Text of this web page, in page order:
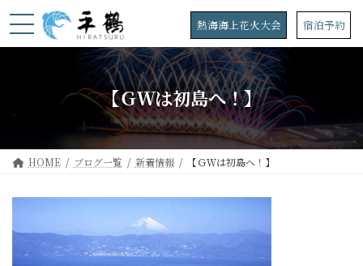
ン
プ
ビ
動
熱海海上花火大会 宿泊予約
【ＧＷは初島へ！】
HOME ブログ一覧 新着情報 【ＧＷは初島へ！】